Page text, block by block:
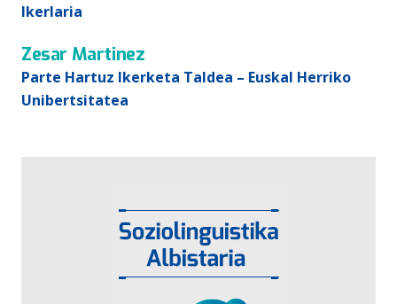
Ikerlaria
Zesar Martinez
Parte Hartuz Ikerketa Taldea – Euskal Herriko
Unibertsitatea